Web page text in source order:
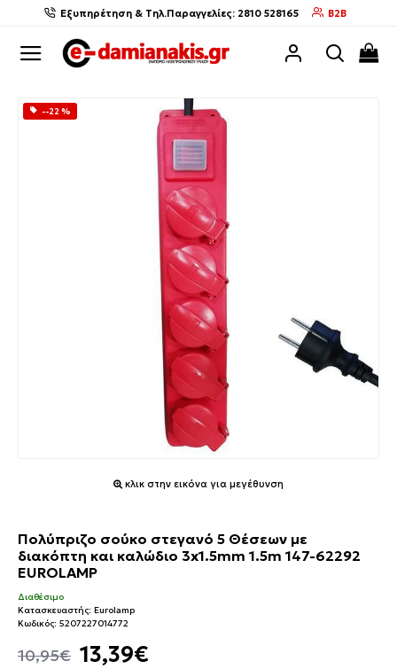
Εξυπηρέτηση & Τηλ.Παραγγελίες: 2810 528165 B2B
--22 %
κλικ στην εικόνα για μεγέθυνση
Πολύπριζο σούκο στεγανό 5 Θέσεων με
διακόπτη και καλώδιο 3x1.5mm 1.5m 147-62292
EUROLAMP
13,39€
10,95€
Διαθέσιμο
Κατασκευαστής: Eurolamp
Κωδικός: 5207227014772